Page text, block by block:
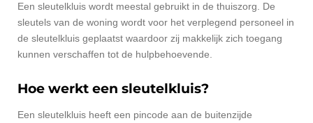
Een sleutelkluis wordt meestal gebruikt in de thuiszorg. De
sleutels van de woning wordt voor het verplegend personeel in
de sleutelkluis geplaatst waardoor zij makkelijk zich toegang
kunnen verschaffen tot de hulpbehoevende.
Hoe werkt een sleutelkluis?
Een sleutelkluis heeft een pincode aan de buitenzijde